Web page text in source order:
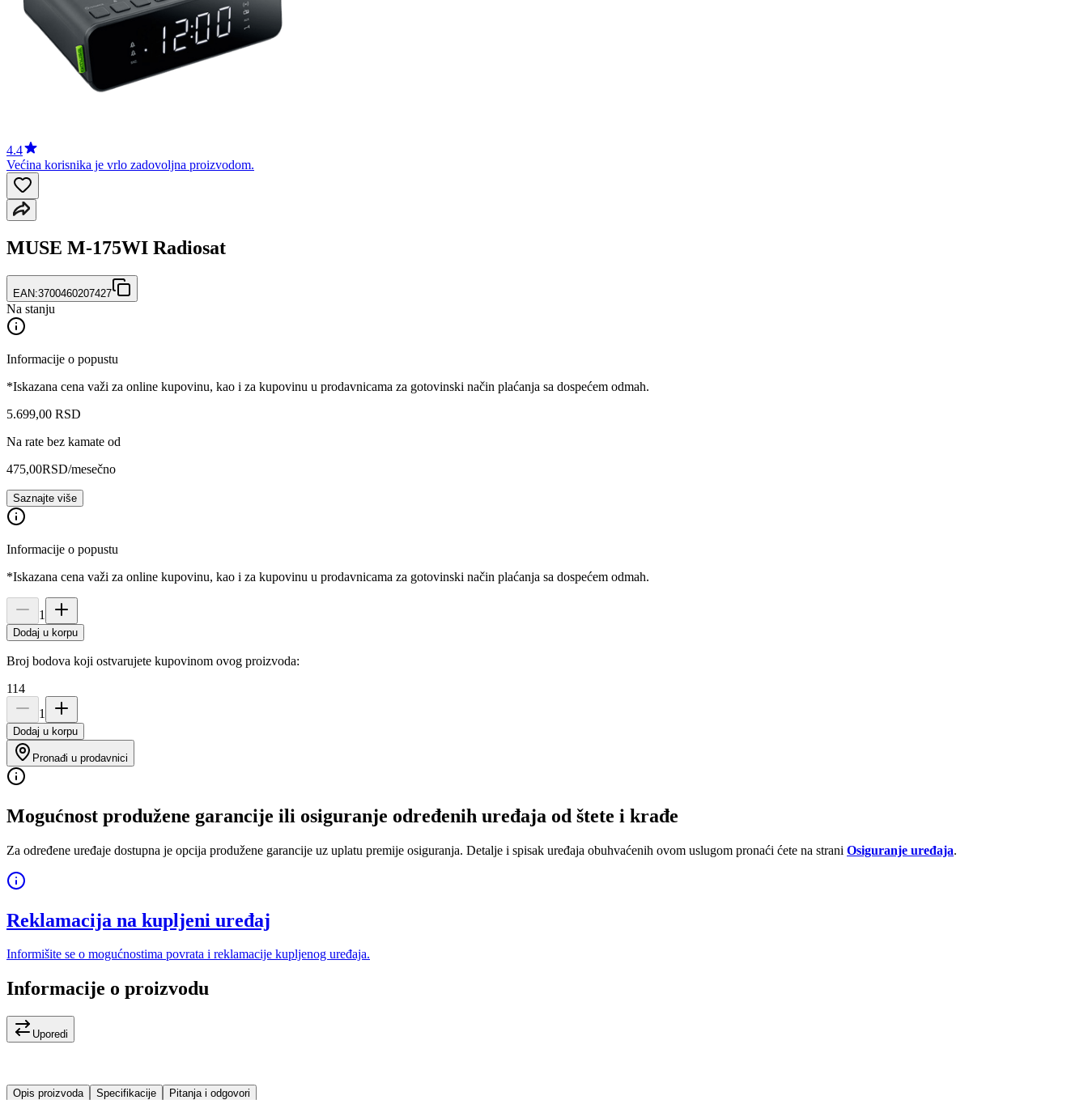
4.4
Većina korisnika je vrlo zadovoljna proizvodom.
MUSE M-175WI Radiosat
EAN:3700460207427
Na stanju
Informacije o popustu
*Iskazana cena važi za online kupovinu, kao i za kupovinu u prodavnicama za gotovinski način plaćanja sa dospećem odmah.
5.699,00 RSD
Na rate bez kamate od
475,00RSD/mesečno
Saznajte više
Informacije o popustu
*Iskazana cena važi za online kupovinu, kao i za kupovinu u prodavnicama za gotovinski način plaćanja sa dospećem odmah.
1
Dodaj u korpu
Broj bodova koji ostvarujete kupovinom ovog proizvoda:
114
1
Dodaj u korpu
Pronađi u prodavnici
Mogućnost produžene garancije ili osiguranje određenih uređaja od štete i krađe
Za određene uređaje dostupna je opcija produžene garancije uz uplatu premije osiguranja. Detalje i spisak uređaja obuhvaćenih ovom uslugom pronaći ćete na strani Osiguranje uređaja.
Reklamacija na kupljeni uređaj
Informišite se o mogućnostima povrata i reklamacije kupljenog uređaja.
Informacije o proizvodu
Uporedi
Opis proizvoda Specifikacije Pitanja i odgovori